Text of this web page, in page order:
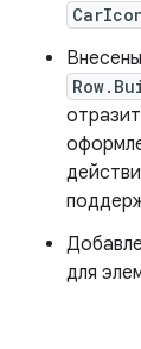
для